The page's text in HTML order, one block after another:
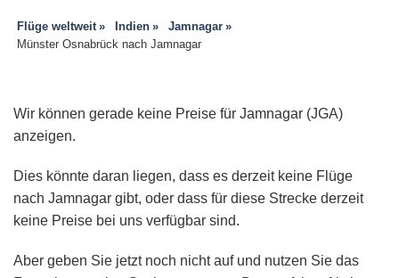
Flüge weltweit Indien
Jamnagar
Münster Osnabrück nach Jamnagar
Wir können gerade keine Preise für Jamnagar (JGA)
anzeigen.
Dies könnte daran liegen, dass es derzeit keine Flüge
nach Jamnagar gibt, oder dass für diese Strecke derzeit
keine Preise bei uns verfügbar sind.
Aber geben Sie jetzt noch nicht auf und nutzen Sie das